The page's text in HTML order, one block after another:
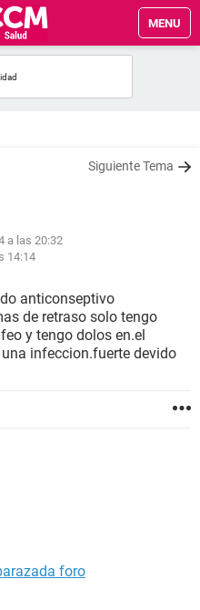
MENU
Siguiente Tema
a las 20:32
14:14
anticonseptivo
de retraso solo tengo
y tengo dolos en.el
infeccion.fuerte devido
foro